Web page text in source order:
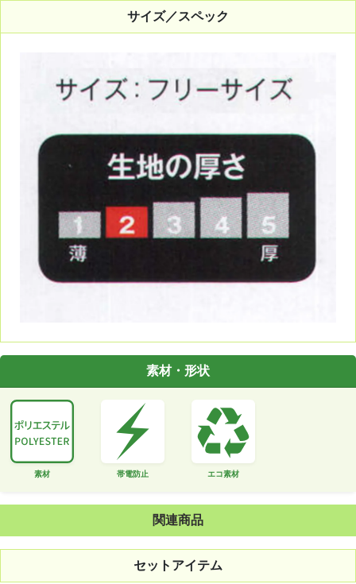
サイズ／スペック
素材・形状
素材 帯電防止 エコ素材
関連商品
セットアイテム